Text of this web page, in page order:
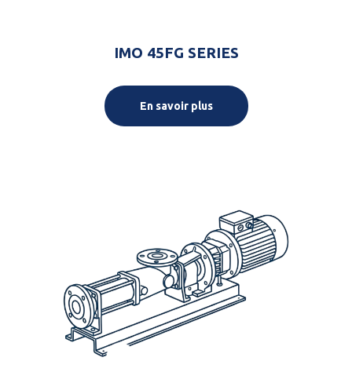
IMO 45FG SERIES
En savoir plus